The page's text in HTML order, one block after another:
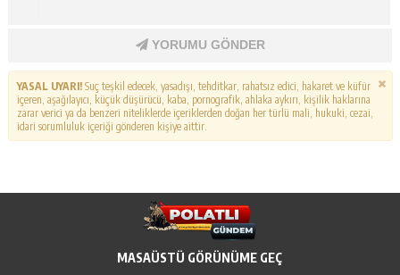
YORUMU GÖNDER
YASAL UYARI!Suç teşkil edecek, yasadışı, tehditkar, rahatsız edici, hakaret ve küfür
içeren, aşağılayıcı, küçük düşürücü, kaba, pornografik, ahlaka aykırı, kişilik haklarına
zarar verici ya da benzeri niteliklerde içeriklerden doğan her türlü mali, hukuki, cezai,
idari sorumluluk içeriği gönderen kişiye aittir.
MASAÜSTÜ GÖRÜNÜME GEÇ